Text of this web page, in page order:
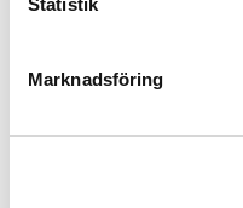
Statistik
Marknadsföring